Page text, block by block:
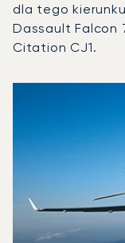
dla tego
Dassault Falcon
Citation CJ1.